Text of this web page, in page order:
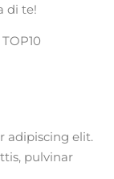
di te!
adipiscing elit.
pulvinar